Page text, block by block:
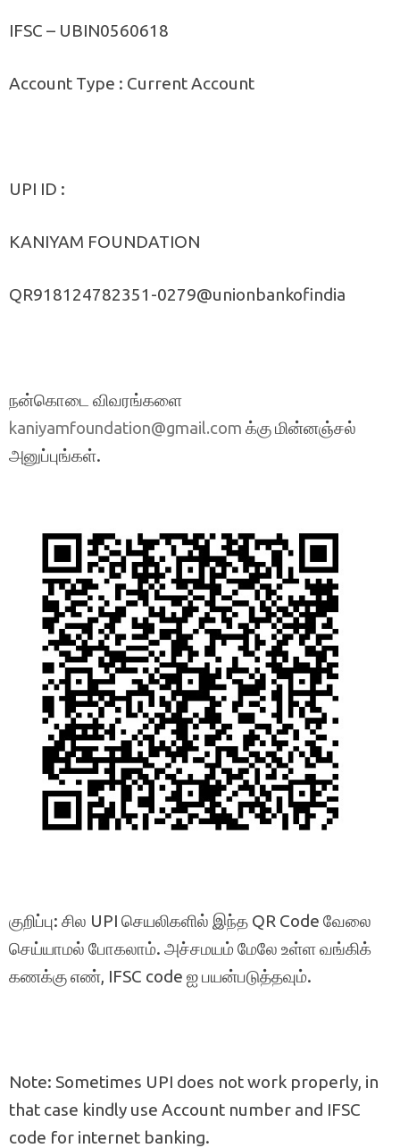
IFSC – UBIN0560618
Account Type : Current Account
UPI ID :
KANIYAM FOUNDATION
QR918124782351-0279@unionbankofindia
நன்கொடை விவரங்களை
kaniyamfoundation@gmail.com க்கு மின்னஞ்சல்
அனுப்புங்கள்.
குறிப்பு: சில UPI செயலிகளில் இந்த QR Code வேலை
செய்யாமல் போகலாம். அச்சமயம் மேலே உள்ள வங்கிக்
கணக்கு எண், IFSC code ஐ பயன்படுத்தவும்.
Note: Sometimes UPI does not work properly, in
that case kindly use Account number and IFSC
code for internet banking.